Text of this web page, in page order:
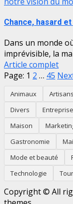
Chance, hasard
Dans un monde
imprévisible, la
Article complet
Page: 1 2 … 45
Animaux
Divers
Entreprise
Maison
Gastronomie
Mode et beauté
Technologie
Copyright © All